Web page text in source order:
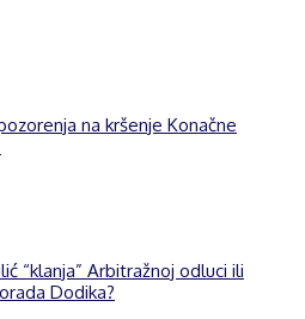
na kršenje Konačne
“klanja” Arbitražnoj odluci ili
Dodika?